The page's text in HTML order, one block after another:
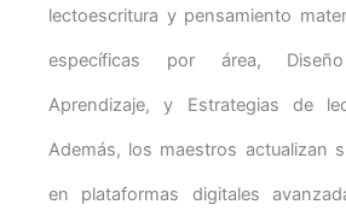
lectoescritura y pensamiento
específicas por área,
Aprendizaje, y Estrategias de
Además, los maestros actualizan
en plataformas digitales